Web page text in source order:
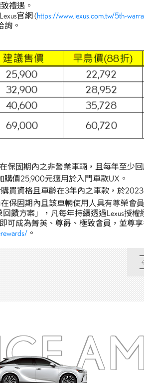
禮遇。
官網 (https://www.lexus.com.tw/5th-
詢。
保固期內之非營業車輛，且每年至少
購價25,900元適用於入門車款UX。
買資格且車齡在3年內之車款，於
保固期內且該車輛使用人具有尊榮會
榮回饋方案」，凡每年持續透過Lexus
可成為菁英、尊爵、極致會員，並尊
。